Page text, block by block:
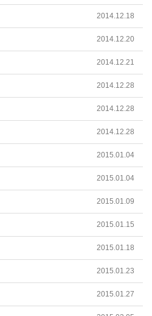
2014.12.18
2014.12.20
2014.12.21
2014.12.28
2014.12.28
2014.12.28
2015.01.04
2015.01.04
2015.01.09
2015.01.15
2015.01.18
2015.01.23
2015.01.27